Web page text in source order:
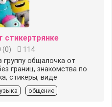
(0)
114
общалочка от
границ, знакомства по
стикеры, виде
общение